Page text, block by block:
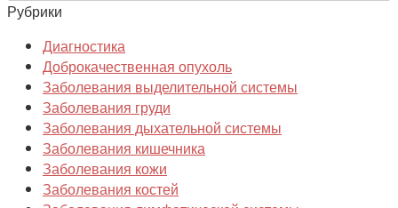
Рубрики
Диагностика
Доброкачественная опухоль
Заболевания выделительной системы
Заболевания груди
Заболевания дыхательной системы
Заболевания кишечника
Заболевания кожи
Заболевания костей